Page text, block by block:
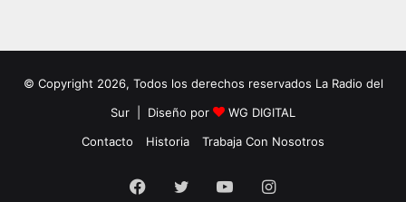
© Copyright 2026, Todos los derechos reservados La Radio del
Sur | Diseño por
WG DIGITAL
Contacto
Historia Trabaja Con Nosotros
Facebook
TwitterYouTubeInstagram